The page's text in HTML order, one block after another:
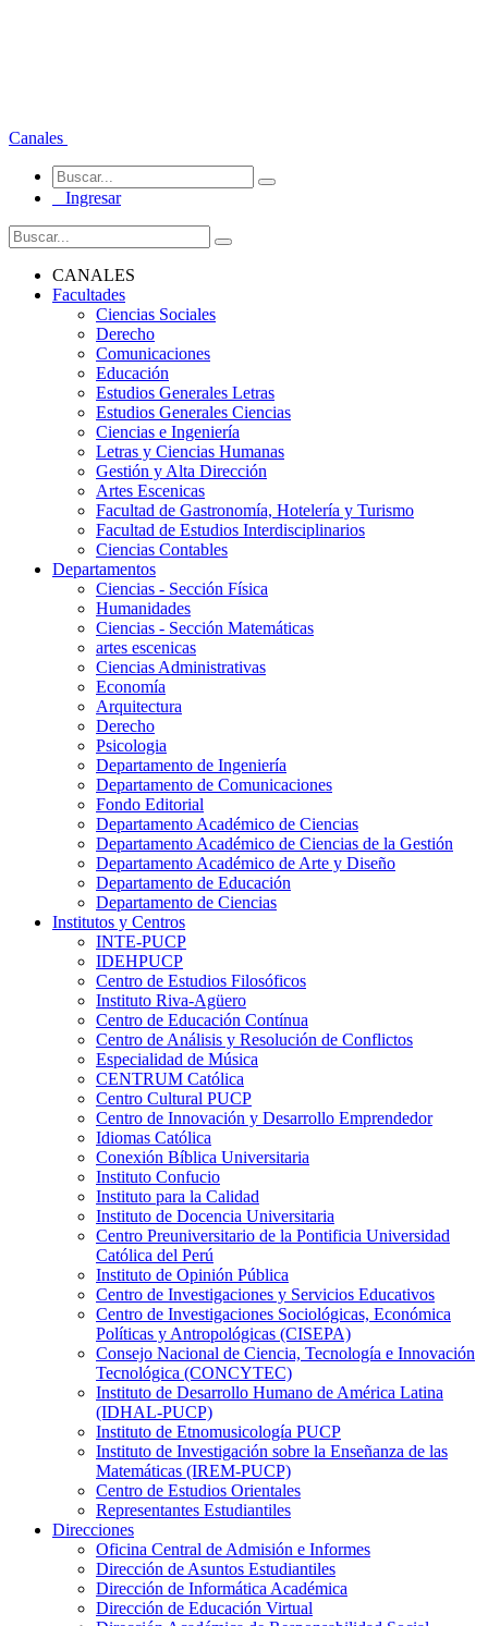
Canales
Ingresar
CANALES
Facultades
Ciencias Sociales
Derecho
Comunicaciones
Educación
Estudios Generales Letras
Estudios Generales Ciencias
Ciencias e Ingeniería
Letras y Ciencias Humanas
Gestión y Alta Dirección
Artes Escenicas
Facultad de Gastronomía, Hotelería y Turismo
Facultad de Estudios Interdisciplinarios
Ciencias Contables
Departamentos
Ciencias - Sección Física
Humanidades
Ciencias - Sección Matemáticas
artes escenicas
Ciencias Administrativas
Economía
Arquitectura
Derecho
Psicologia
Departamento de Ingeniería
Departamento de Comunicaciones
Fondo Editorial
Departamento Académico de Ciencias
Departamento Académico de Ciencias de la Gestión
Departamento Académico de Arte y Diseño
Departamento de Educación
Departamento de Ciencias
Institutos y Centros
INTE-PUCP
IDEHPUCP
Centro de Estudios Filosóficos
Instituto Riva-Agüero
Centro de Educación Contínua
Centro de Análisis y Resolución de Conflictos
Especialidad de Música
CENTRUM Católica
Centro Cultural PUCP
Centro de Innovación y Desarrollo Emprendedor
Idiomas Católica
Conexión Bíblica Universitaria
Instituto Confucio
Instituto para la Calidad
Instituto de Docencia Universitaria
Centro Preuniversitario de la Pontificia Universidad
Católica del Perú
Instituto de Opinión Pública
Centro de Investigaciones y Servicios Educativos
Centro de Investigaciones Sociológicas, Económica
Políticas y Antropológicas (CISEPA)
Consejo Nacional de Ciencia, Tecnología e Innovación
Tecnológica (CONCYTEC)
Instituto de Desarrollo Humano de América Latina
(IDHAL-PUCP)
Instituto de Etnomusicología PUCP
Instituto de Investigación sobre la Enseñanza de las
Matemáticas (IREM-PUCP)
Centro de Estudios Orientales
Representantes Estudiantiles
Direcciones
Oficina Central de Admisión e Informes
Dirección de Asuntos Estudiantiles
Dirección de Informática Académica
Dirección de Educación Virtual